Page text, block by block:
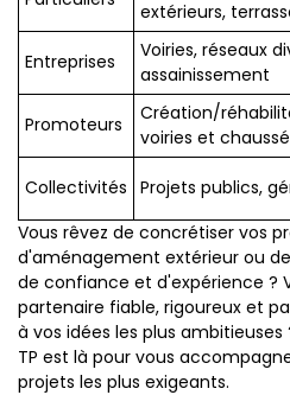
extérieurs,
Entreprises
Voiries, réseaux
assainissement
Promoteurs
Création/
voiries et
Collectivités Projets publics,
Vous rêvez de concrétiser vos
d'aménagement extérieur ou
de confiance et d'expérience ?
partenaire fiable, rigoureux et
à vos idées les plus ambitieuses
TP est là pour vous
projets les plus exigeants.